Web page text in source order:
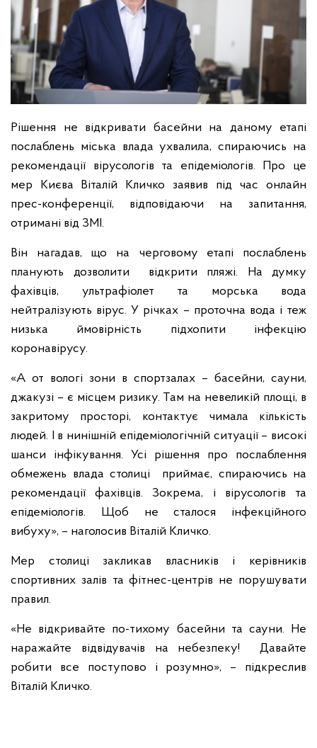
Рішення не відкривати басейни на даному етапі
послаблень міська влада ухвалила, спираючись на
рекомендації вірусологів та епідеміологів. Про це
мер Києва Віталій Кличко заявив під час онлайн
прес-конференції, відповідаючи на запитання,
отримані від ЗМІ.
Він нагадав, що на черговому етапі послаблень
планують дозволити відкрити пляжі. На думку
фахівців, ультрафіолет та морська вода
нейтралізують вірус. У річках – проточна вода і теж
низька ймовірність підхопити інфекцію
коронавірусу.
«А от вологі зони в спортзалах – басейни, сауни,
джакузі – є місцем ризику. Там на невеликій площі, в
закритому просторі, контактує чимала кількість
людей. І в нинішній епідеміологічній ситуації – високі
шанси інфікування. Усі рішення про послаблення
обмежень влада столиці приймає, спираючись на
рекомендації фахівців. Зокрема, і вірусологів та
епідеміологів. Щоб не сталося інфекційного
вибуху», – наголосив Віталій Кличко.
Мер столиці закликав власників і керівників
спортивних залів та фітнес-центрів не порушувати
правил.
«Не відкривайте по-тихому басейни та сауни. Не
наражайте відвідувачів на небезпеку! Давайте
робити все поступово і розумно», – підкреслив
Віталій Кличко.